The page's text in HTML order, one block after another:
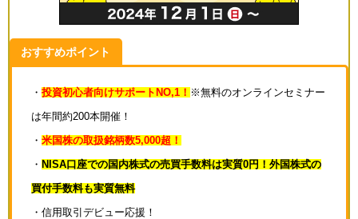
おすすめポイント
・ 投資初心者向けサポートNO,1！ ※無料のオンラインセミナー
は年間約200本開催！
・ 米国株の取扱銘柄数5,000超！
・ NISA口座での国内株式の売買手数料は実質0円！外国株式の
買付手数料も実質無料
・信用取引デビュー応援！